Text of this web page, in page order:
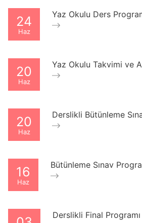
24
Haz
Yaz Okulu Ders
20
Haz
Yaz Okulu Takvimi ve
20
Haz
Derslikli Bütünleme
16
Haz
Bütünleme Sınav
Derslikli Final